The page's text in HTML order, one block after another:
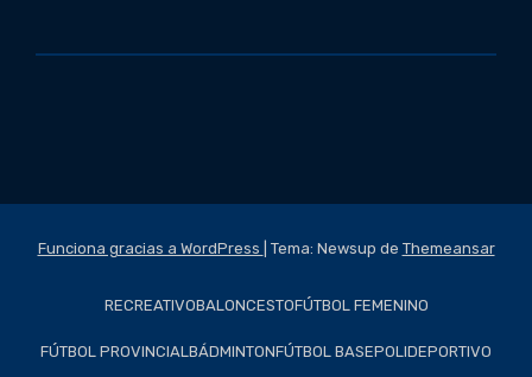
Funciona gracias a WordPress Tema: Newsup de Themeansar
RECREATIVOBALONCESTOFÚTBOL FEMENINO
FÚTBOL PROVINCIALBÁDMINTONFÚTBOL BASEPOLIDEPORTIVO